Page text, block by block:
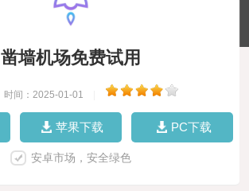
凿墙机场免费试用
时间：2025-01-01
苹果下载 PC下载
安卓市场，安全绿色